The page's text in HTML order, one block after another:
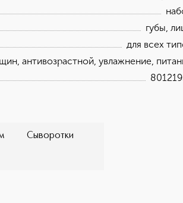
губы,
для всех
антивозрастной, увлажнение,
Сыворотки